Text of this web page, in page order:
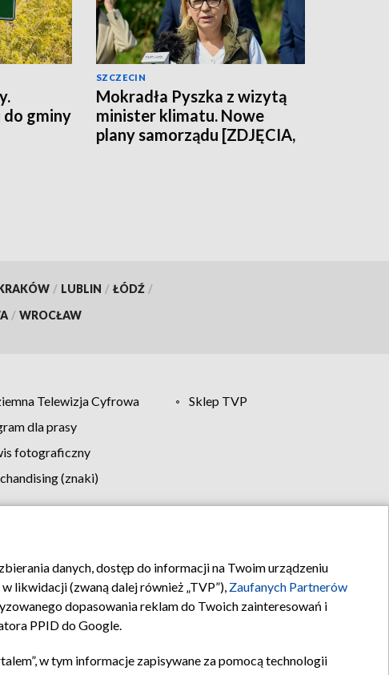
gminy
SZCZECIN
Mokradła Pyszka z wizytą
minister klimatu. Nowe
plany samorządu [ZDJĘCIA,
/ LUBLIN / ŁÓDŹ /
/ WROCŁAW
Telewizja Cyfrowa
Sklep TVP
dla prasy
fotograficzny
(znaki)
reklamy Kontakt
danych, dostęp do informacji na Twoim urządzeniu
likwidacji (zwaną dalej również „TVP”), Zaufanych Partnerów
dopasowania reklam do Twoich zainteresowań i
PPID do Google.
w tym informacje zapisywane za pomocą technologii